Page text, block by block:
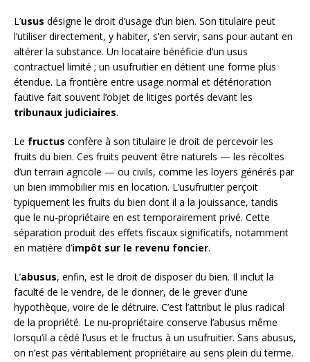
L’usus désigne le droit d’usage d’un bien. Son titulaire peut
l’utiliser directement, y habiter, s’en servir, sans pour autant en
altérer la substance. Un locataire bénéficie d’un usus
contractuel limité ; un usufruitier en détient une forme plus
étendue. La frontière entre usage normal et détérioration
fautive fait souvent l’objet de litiges portés devant les
tribunaux judiciaires.
Le fructus confère à son titulaire le droit de percevoir les
fruits du bien. Ces fruits peuvent être naturels — les récoltes
d’un terrain agricole — ou civils, comme les loyers générés par
un bien immobilier mis en location. L’usufruitier perçoit
typiquement les fruits du bien dont il a la jouissance, tandis
que le nu-propriétaire en est temporairement privé. Cette
séparation produit des effets fiscaux significatifs, notamment
en matière d’impôt sur le revenu foncier.
L’abusus, enfin, est le droit de disposer du bien. Il inclut la
faculté de le vendre, de le donner, de le grever d’une
hypothèque, voire de le détruire. C’est l’attribut le plus radical
de la propriété. Le nu-propriétaire conserve l’abusus même
lorsqu’il a cédé l’usus et le fructus à un usufruitier. Sans abusus,
on n’est pas véritablement propriétaire au sens plein du terme.